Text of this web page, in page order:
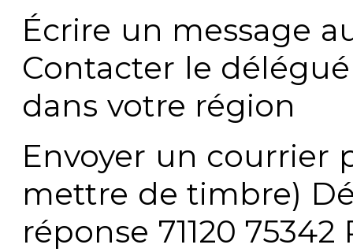
Écrire un message
Contacter le
dans votre région
Envoyer un courrier
mettre de timbre)
réponse 71120 75342